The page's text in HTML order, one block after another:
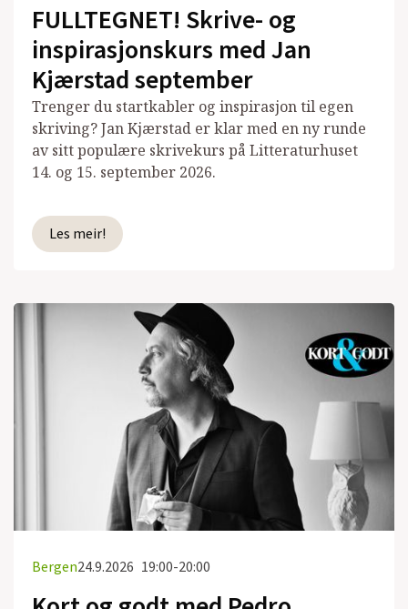
FULLTEGNET! Skrive- og
inspirasjonskurs med Jan
Kjærstad september
Trenger du startkabler og inspirasjon til egen
skriving? Jan Kjærstad er klar med en ny runde
av sitt populære skrivekurs på Litteraturhuset
14. og 15. september 2026.
Les meir!
Bergen24.9.2026 19:00-20:00